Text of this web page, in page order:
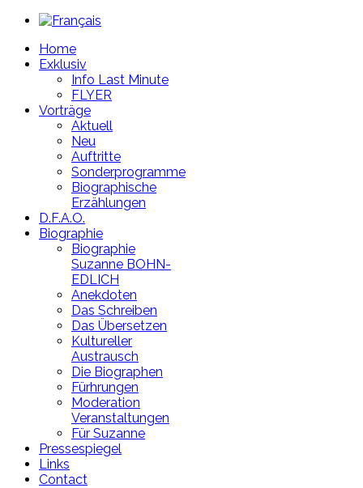
Home
Exklusiv
Info Last Minute
FLYER
Vorträge
Aktuell
Neu
Auftritte
Sonderprogramme
Biographische
Erzählungen
D.F.A.O.
Biographie
Biographie
Suzanne BOHN-
EDLICH
Anekdoten
Das Schreiben
Das Übersetzen
Kultureller
Austrausch
Die Biographen
Fürhrungen
Moderation
Veranstaltungen
Für Suzanne
Pressespiegel
Links
Contact
Year
Month
Year
Month